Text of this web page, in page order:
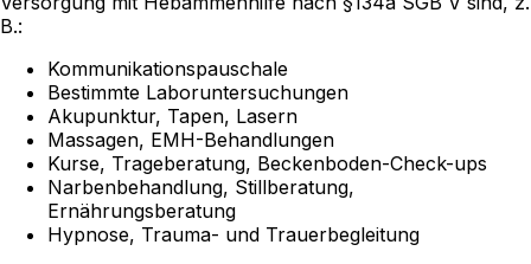
B.:
Kommunikationspauschale
Bestimmte Laboruntersuchungen
Akupunktur, Tapen, Lasern
Massagen, EMH-Behandlungen
Kurse, Trageberatung, Beckenboden-Check-ups
Narbenbehandlung, Stillberatung,
Ernährungsberatung
Hypnose, Trauma- und Trauerbegleitung